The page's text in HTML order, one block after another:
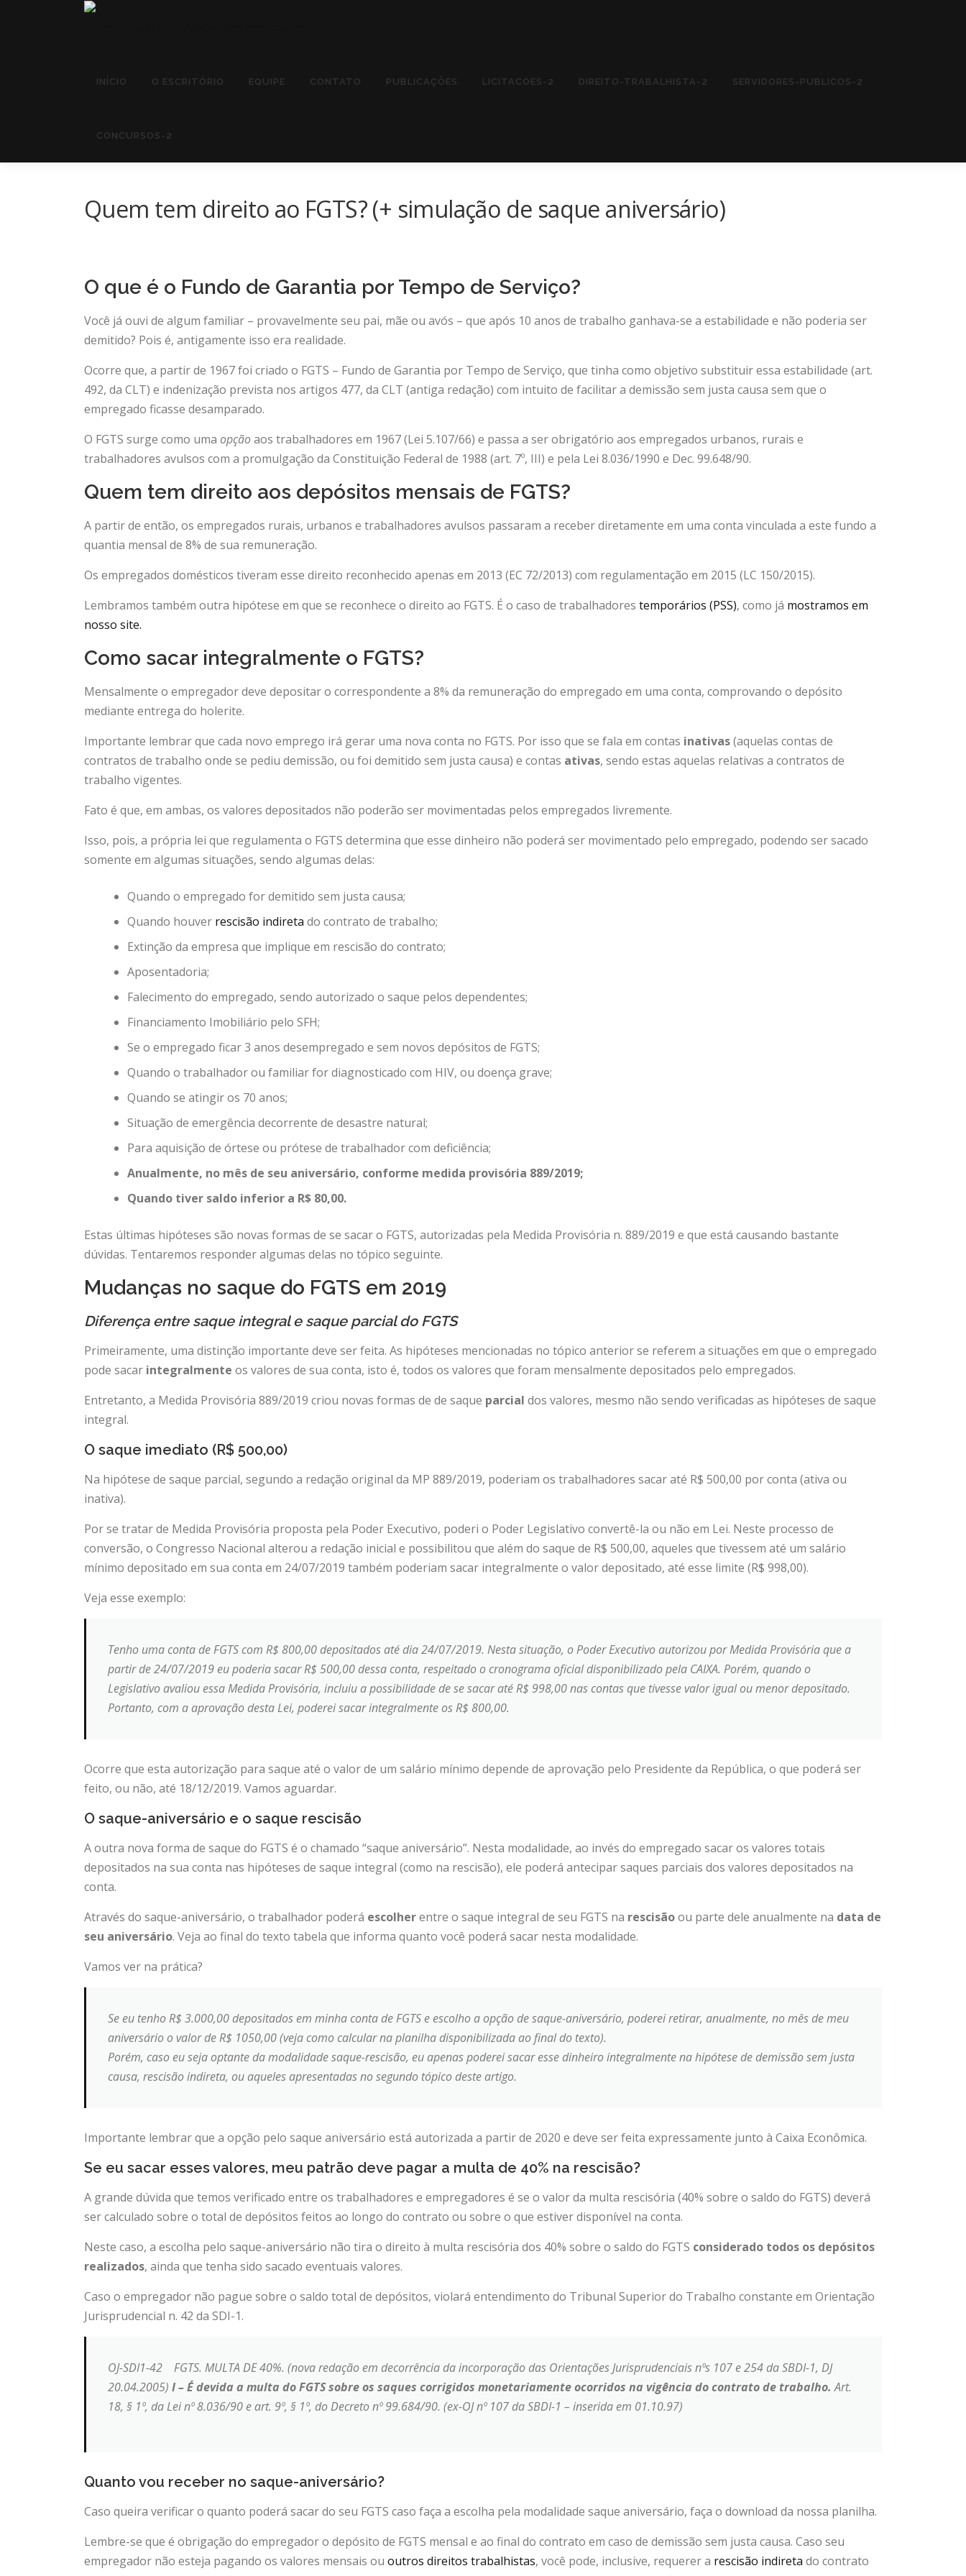
INÍCIO O ESCRITÓRIO EQUIPE CONTATO PUBLICAÇÕES LICITACOES-2 DIREITO-TRABALHISTA-2 SERVIDORES-PUBLICOS-2
CONCURSOS-2
Quem tem direito ao FGTS? (+ simulação de saque aniversário)
O que é o Fundo de Garantia por Tempo de Serviço?
Você já ouvi de algum familiar – provavelmente seu pai, mãe ou avós – que após 10 anos de trabalho ganhava-se a estabilidade e não poderia ser
demitido? Pois é, antigamente isso era realidade.
Ocorre que, a partir de 1967 foi criado o FGTS – Fundo de Garantia por Tempo de Serviço, que tinha como objetivo substituir essa estabilidade (art.
492, da CLT) e indenização prevista nos artigos 477, da CLT (antiga redação) com intuito de facilitar a demissão sem justa causa sem que o
empregado ficasse desamparado.
O FGTS surge como uma opçãoaos trabalhadores em 1967 (Lei 5.107/66) e passa a ser obrigatório aos empregados urbanos, rurais e
trabalhadores avulsos com a promulgação da Constituição Federal de 1988 (art. 7º, III) e pela Lei 8.036/1990 e Dec. 99.648/90.
Quem tem direito aos depósitos mensais de FGTS?
A partir de então, os empregados rurais, urbanos e trabalhadores avulsos passaram a receber diretamente em uma conta vinculada a este fundo a
quantia mensal de 8% de sua remuneração.
Os empregados domésticos tiveram esse direito reconhecido apenas em 2013 (EC 72/2013) com regulamentação em 2015 (LC 150/2015).
Lembramos também outra hipótese em que se reconhece o direito ao FGTS. É o caso de trabalhadores temporários (PSS), como já mostramos em
nosso site.
Como sacar integralmente o FGTS?
Mensalmente o empregador deve depositar o correspondente a 8% da remuneração do empregado em uma conta, comprovando o depósito
mediante entrega do holerite.
Importante lembrar que cada novo emprego irá gerar uma nova conta no FGTS. Por isso que se fala em contas inativas(aquelas contas de
contratos de trabalho onde se pediu demissão, ou foi demitido sem justa causa) e contas ativas, sendo estas aquelas relativas a contratos de
trabalho vigentes.
Fato é que, em ambas, os valores depositados não poderão ser movimentadas pelos empregados livremente.
Isso, pois, a própria lei que regulamenta o FGTS determina que esse dinheiro não poderá ser movimentado pelo empregado, podendo ser sacado
somente em algumas situações, sendo algumas delas:
Quando o empregado for demitido sem justa causa;
Quando houver rescisão indireta do contrato de trabalho;
Extinção da empresa que implique em rescisão do contrato;
Aposentadoria;
Falecimento do empregado, sendo autorizado o saque pelos dependentes;
Financiamento Imobiliário pelo SFH;
Se o empregado ficar 3 anos desempregado e sem novos depósitos de FGTS;
Quando o trabalhador ou familiar for diagnosticado com HIV, ou doença grave;
Quando se atingir os 70 anos;
Situação de emergência decorrente de desastre natural;
Para aquisição de órtese ou prótese de trabalhador com deficiência;
Anualmente, no mês de seu aniversário, conforme medida provisória 889/2019;
Quando tiver saldo inferior a R$ 80,00.
Estas últimas hipóteses são novas formas de se sacar o FGTS, autorizadas pela Medida Provisória n. 889/2019 e que está causando bastante
dúvidas. Tentaremos responder algumas delas no tópico seguinte.
Mudanças no saque do FGTS em 2019
Diferença entre saque integral e saque parcial do FGTS
Primeiramente, uma distinção importante deve ser feita. As hipóteses mencionadas no tópico anterior se referem a situações em que o empregado
pode sacar integralmente os valores de sua conta, isto é, todos os valores que foram mensalmente depositados pelo empregados.
Entretanto, a Medida Provisória 889/2019 criou novas formas de de saque parcial dos valores, mesmo não sendo verificadas as hipóteses de saque
integral.
O saque imediato (R$ 500,00)
Na hipótese de saque parcial, segundo a redação original da MP 889/2019, poderiam os trabalhadores sacar até R$ 500,00 por conta (ativa ou
inativa).
Por se tratar de Medida Provisória proposta pela Poder Executivo, poderi o Poder Legislativo convertê-la ou não em Lei. Neste processo de
conversão, o Congresso Nacional alterou a redação inicial e possibilitou que além do saque de R$ 500,00, aqueles que tivessem até um salário
mínimo depositado em sua conta em 24/07/2019 também poderiam sacar integralmente o valor depositado, até esse limite (R$ 998,00).
Veja esse exemplo:
Tenho uma conta de FGTS com R$ 800,00 depositados até dia 24/07/2019. Nesta situação, o Poder Executivo autorizou por Medida Provisória que a
partir de 24/07/2019 eu poderia sacar R$ 500,00 dessa conta, respeitado o cronograma oficial disponibilizado pela CAIXA. Porém, quando o
Legislativo avaliou essa Medida Provisória, incluiu a possibilidade de se sacar até R$ 998,00 nas contas que tivesse valor igual ou menor depositado.
Portanto, com a aprovação desta Lei, poderei sacar integralmente os R$ 800,00.
Ocorre que esta autorização para saque até o valor de um salário mínimo depende de aprovação pelo Presidente da República, o que poderá ser
feito, ou não, até 18/12/2019. Vamos aguardar.
O saque-aniversário e o saque rescisão
A outra nova forma de saque do FGTS é o chamado “saque aniversário”. Nesta modalidade, ao invés do empregado sacar os valores totais
depositados na sua conta nas hipóteses de saque integral (como na rescisão), ele poderá antecipar saques parciais dos valores depositados na
conta.
Através do saque-aniversário, o trabalhador poderá escolherentre o saque integral de seu FGTS na rescisãoou parte dele anualmente na data de
seu aniversário. Veja ao final do texto tabela que informa quanto você poderá sacar nesta modalidade.
Vamos ver na prática?
Se eu tenho R$ 3.000,00 depositados em minha conta de FGTS e escolho a opção de saque-aniversário, poderei retirar, anualmente, no mês de meu
aniversário o valor de R$ 1050,00 (veja como calcular na planilha disponibilizada ao final do texto).
Porém, caso eu seja optante da modalidade saque-rescisão, eu apenas poderei sacar esse dinheiro integralmente na hipótese de demissão sem justa
causa, rescisão indireta, ou aqueles apresentadas no segundo tópico deste artigo.
Importante lembrar que a opção pelo saque aniversário está autorizada a partir de 2020 e deve ser feita expressamente junto à Caixa Econômica.
Se eu sacar esses valores, meu patrão deve pagar a multa de 40% na rescisão?
A grande dúvida que temos verificado entre os trabalhadores e empregadores é se o valor da multa rescisória (40% sobre o saldo do FGTS) deverá
ser calculado sobre o total de depósitos feitos ao longo do contrato ou sobre o que estiver disponível na conta.
Neste caso, a escolha pelo saque-aniversário não tira o direito à multa rescisória dos 40% sobre o saldo do FGTS considerado todos os depósitos
realizados, ainda que tenha sido sacado eventuais valores.
Caso o empregador não pague sobre o saldo total de depósitos, violará entendimento do Tribunal Superior do Trabalho constante em Orientação
Jurisprudencial n. 42 da SDI-1.
OJ-SDI1-42 FGTS. MULTA DE 40%. (nova redação em decorrência da incorporação das Orientações Jurisprudenciais nºs 107 e 254 da SBDI-1, DJ
20.04.2005) I – É devida a multa do FGTS sobre os saques corrigidos monetariamente ocorridos na vigência do contrato de trabalho. Art.
18, § 1º, da Lei nº 8.036/90 e art. 9º, § 1º, do Decreto nº 99.684/90. (ex-OJ nº 107 da SBDI-1 – inserida em 01.10.97)
Quanto vou receber no saque-aniversário?
Caso queira verificar o quanto poderá sacar do seu FGTS caso faça a escolha pela modalidade saque aniversário, faça o download da nossa planilha.
Lembre-se que é obrigação do empregador o depósito de FGTS mensal e ao final do contrato em caso de demissão sem justa causa. Caso seu
empregador não esteja pagando os valores mensais ou outros direitos trabalhistas, você pode, inclusive, requerer a rescisão indireta do contrato